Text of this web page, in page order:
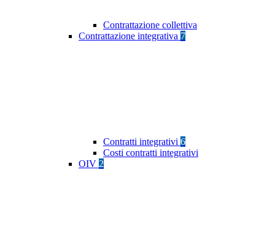
Contrattazione collettiva
Contrattazione integrativa 7
Contratti integrativi 6
Costi contratti integrativi
OIV 2